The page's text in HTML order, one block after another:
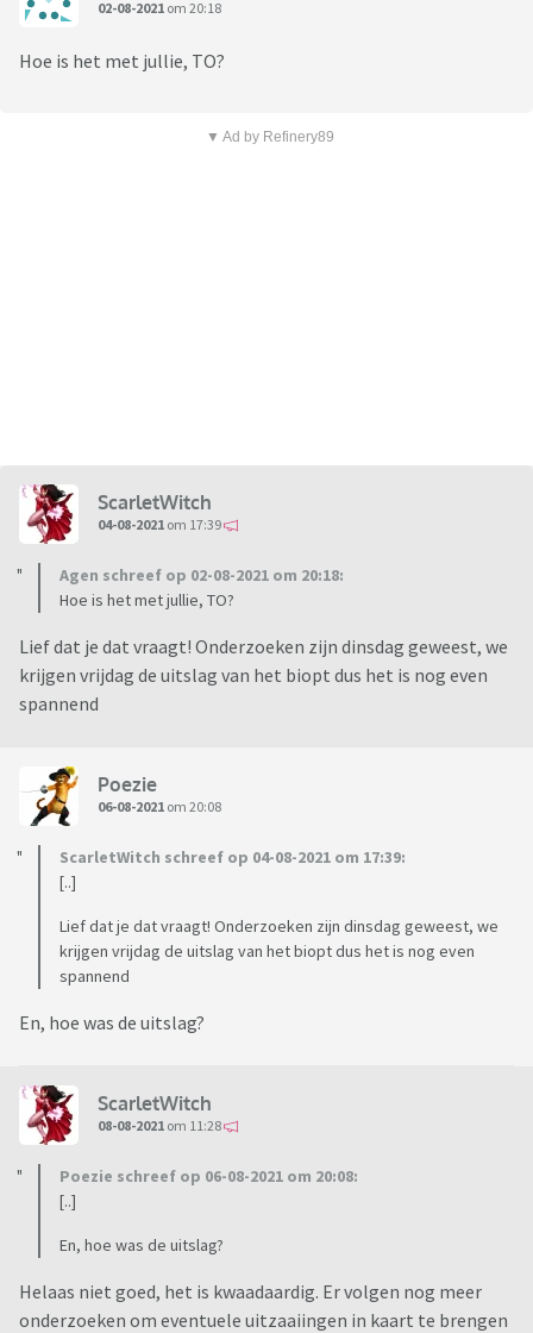
02-08-2021 om 20:18
Hoe is het met jullie, TO?
▼ Ad by Refinery89
ScarletWitch
04-08-2021 om 17:39
Agen schreef op 02-08-2021 om 20:18:
Hoe is het met jullie, TO?
Lief dat je dat vraagt! Onderzoeken zijn dinsdag geweest, we
krijgen vrijdag de uitslag van het biopt dus het is nog even
spannend
Poezie
06-08-2021 om 20:08
ScarletWitch schreef op 04-08-2021 om 17:39:
[..]
Lief dat je dat vraagt! Onderzoeken zijn dinsdag geweest, we
krijgen vrijdag de uitslag van het biopt dus het is nog even
spannend
En, hoe was de uitslag?
ScarletWitch
08-08-2021 om 11:28
Poezie schreef op 06-08-2021 om 20:08:
[..]
En, hoe was de uitslag?
Helaas niet goed, het is kwaadaardig. Er volgen nog meer
onderzoeken om eventuele uitzaaiingen in kaart te brengen